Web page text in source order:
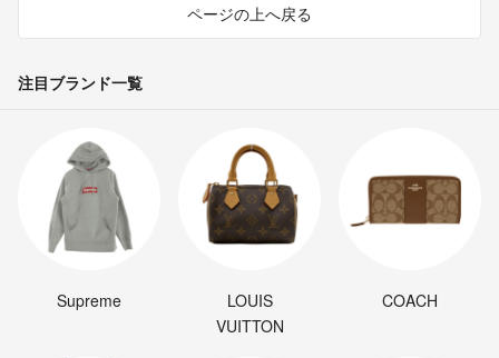
ページの上へ戻る
注目ブランド一覧
Supreme
LOUIS
VUITTON
COACH